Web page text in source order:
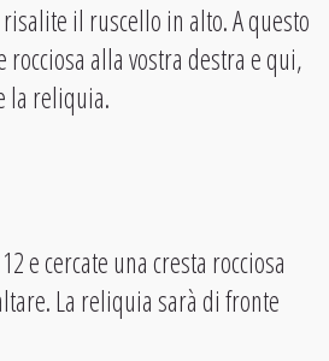
il ruscello in alto. A questo
rocciosa alla vostra destra e qui,
la reliquia.
e cercate una cresta rocciosa
La reliquia sarà di fronte